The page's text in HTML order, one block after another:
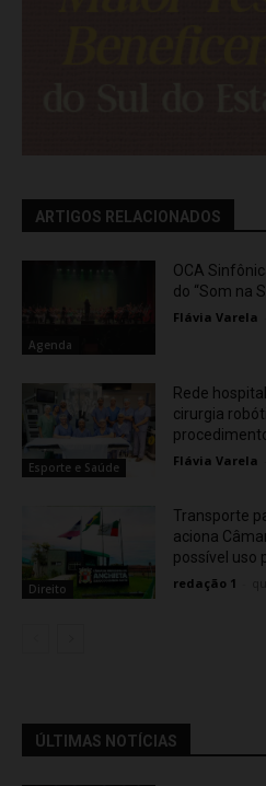
ARTIGOS RELACIONADOS
Agenda
OCA
do “Som na
Flávia Varela
Esporte e Saúde
Rede
cirurgia
Flávia Varela
Direito
Transporte
aciona
possível uso
redação 1
ÚLTIMAS NOTÍCIAS